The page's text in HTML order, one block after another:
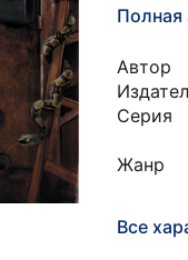
Полная
Автор
Серия
Жанр
Все